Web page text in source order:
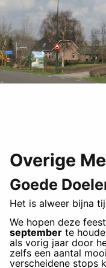
Overige
Goede
Het is alweer bijna
We hopen deze
september te
als vorig jaar door
zelfs een aantal
verscheidene stops